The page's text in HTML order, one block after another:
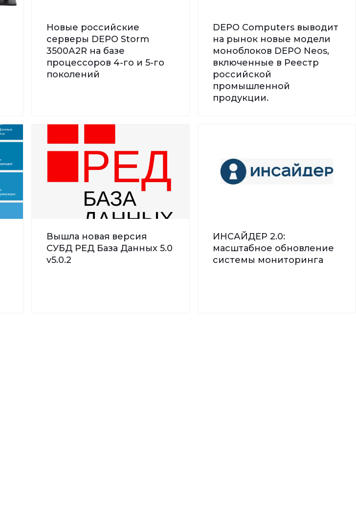
Новые российские
серверы DEPO Storm
3500А2R на базе
процессоров 4-го и 5-го
поколений
DEPO Computers выводит
на рынок новые модели
моноблоков DEPO Neos,
включенные в Реестр
российской
промышленной
продукции.
Вышла новая версия
СУБД РЕД База Данных 5.0
v5.0.2
ИНСАЙДЕР 2.0:
масштабное обновление
системы мониторинга